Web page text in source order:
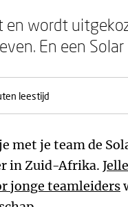
en wordt
En een
leestijd
met je team de
in Zuid-Afrika. Jelle
jonge teamleiders